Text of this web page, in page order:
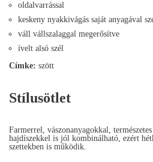
oldalvarrással
keskeny nyakkivágás saját anyagával
váll vállszalaggal megerősítve
ívelt alsó szél
Címke: szött
Stílusötlet
Farmerrel, vászonanyagokkal,
hajdíszekkel is jól kombinálható, ezért
szettekben is működik.